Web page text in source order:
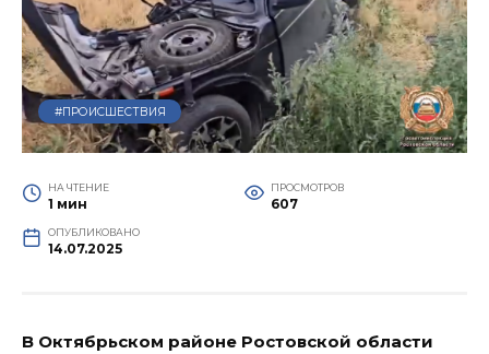
#ПРОИСШЕСТВИЯ
НА ЧТЕНИЕ
1 мин
ПРОСМОТРОВ
607
ОПУБЛИКОВАНО
14.07.2025
В Октябрьском районе Ростовской области